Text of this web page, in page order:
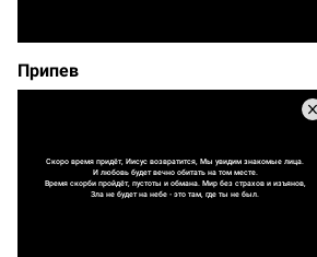
Припев
Скоро время придёт, Иисус возвратится, Мы увидим знакомые лица.
И любовь будет вечно обитать на том месте.
Время скорби пройдёт, пустоты и обмана. Мир без страхов и изъянов,
Зла не будет на небе - это там, где ты не был.